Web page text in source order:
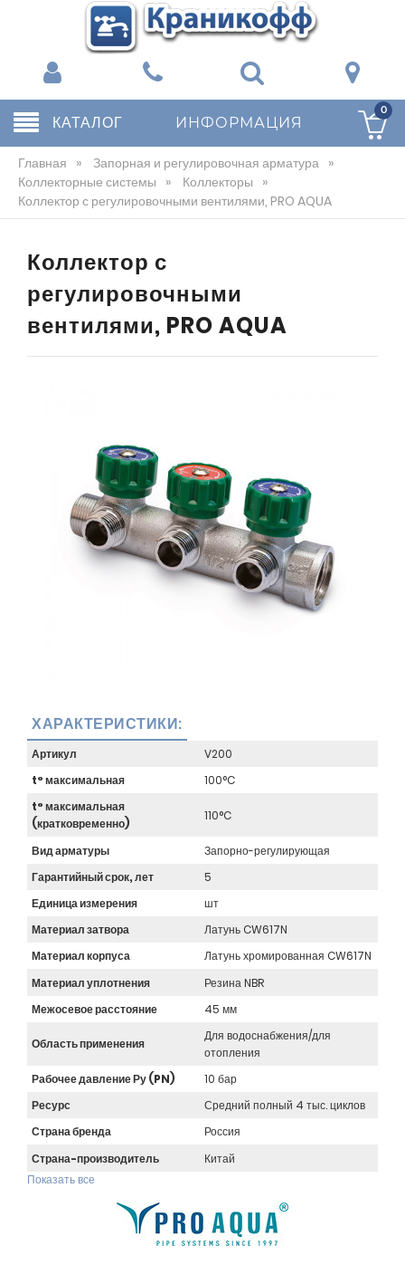
КАТАЛОГ ИНФОРМАЦИЯ
0
Главная » Запорная и регулировочная арматура »
Коллекторные системы » Коллекторы »
Коллектор с регулировочными вентилями, PRO AQUA
Коллектор с
регулировочными
вентилями, PRO AQUA
ХАРАКТЕРИСТИКИ:
Артикул
V200
t° максимальная
100°C
t° максимальная
(кратковременно)
110°C
Вид арматуры
Запорно-регулирующая
Гарантийный срок, лет
5
Единица измерения
шт
Материал затвора
Латунь CW617N
Материал корпуса
Латунь хромированная CW617N
Материал уплотнения
Резина NBR
Межосевое расстояние
45 мм
Область применения
Для водоснабжения/для
отопления
Рабочее давление Ру (PN)
10 бар
Ресурс
Средний полный 4 тыс. циклов
Страна бренда
Россия
Страна-производитель
Китай
Показать все